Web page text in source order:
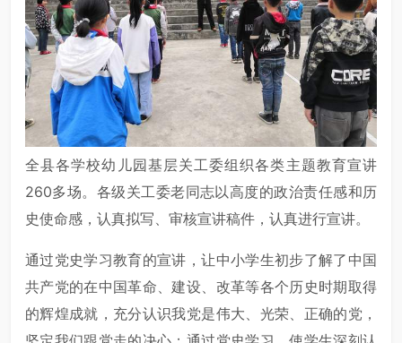
全县各学校幼儿园基层关工委组织各类主题教育宣讲
260多场。各级关工委老同志以高度的政治责任感和历
史使命感，认真拟写、审核宣讲稿件，认真进行宣讲。
通过党史学习教育的宣讲，让中小学生初步了解了中国
共产党的在中国革命、建设、改革等各个历史时期取得
的辉煌成就，充分认识我党是伟大、光荣、正确的党，